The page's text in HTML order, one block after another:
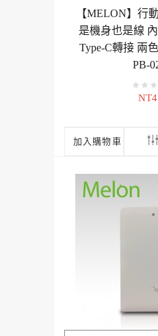
【MELON】行
是機身也是線
Type-C轉接 兩
PB-
加入購物車